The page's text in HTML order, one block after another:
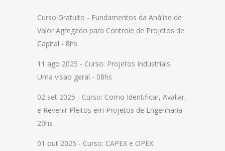
Curso Gratuito - Fundamentos da Análise de
Valor Agregado para Controle de Projetos de
Capital - 8hs
11 ago 2025 - Curso: Projetos Industriais:
Uma visao geral - 08hs
02 set 2025 - Curso: Como Identificar, Avaliar,
e Revenir Pleitos em Projetos de Engenharia -
20hs
01 out 2025 - Curso: CAPEX e OPEX: